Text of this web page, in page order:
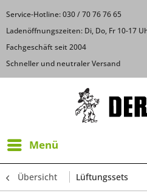
Service-Hotline: 030 / 70 76 76 65
Ladenöffnungszeiten: Di, Do, Fr 10-17
Fachgeschäft seit 2004
Schneller und neutraler Versand
Menü
Übersicht Lüftungssets